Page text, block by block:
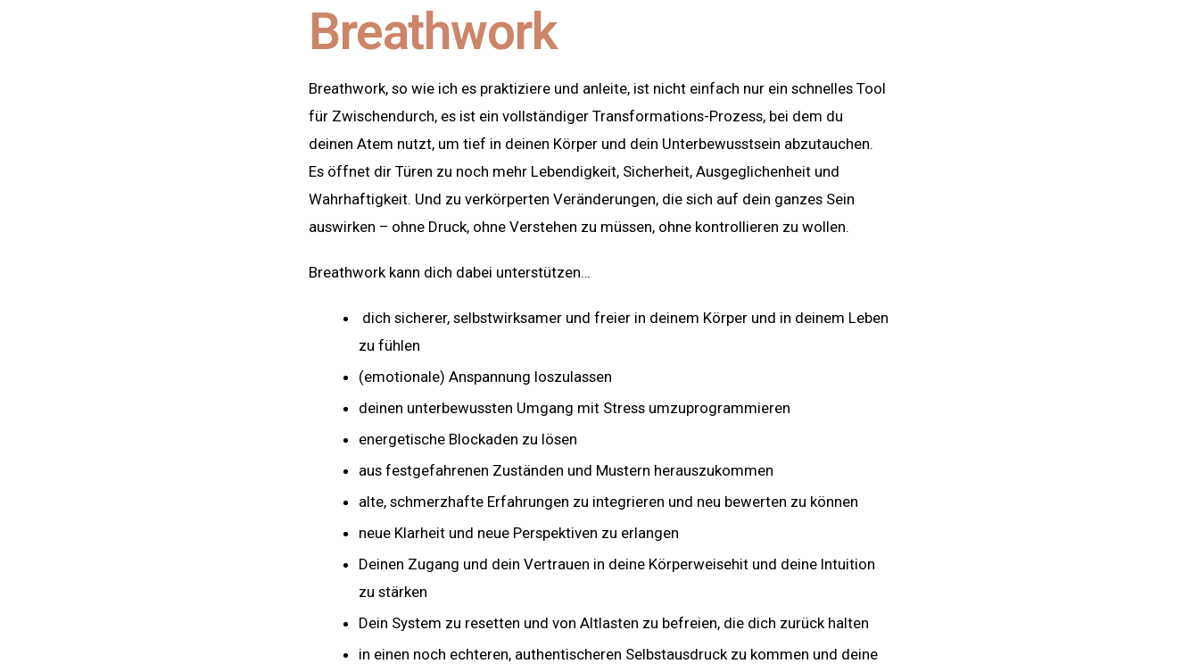
Breathwork
Breathwork, so wie ich es praktiziere und anleite, ist nicht einfach nur ein schnelles Tool
für Zwischendurch, es ist ein vollständiger Transformations-Prozess, bei dem du
deinen Atem nutzt, um tief in deinen Körper und dein Unterbewusstsein abzutauchen.
Es öffnet dir Türen zu noch mehr Lebendigkeit, Sicherheit, Ausgeglichenheit und
Wahrhaftigkeit. Und zu verkörperten Veränderungen, die sich auf dein ganzes Sein
auswirken – ohne Druck, ohne Verstehen zu müssen, ohne kontrollieren zu wollen.
Breathwork kann dich dabei unterstützen…
dich sicherer, selbstwirksamer und freier in deinem Körper und in deinem Leben
zu fühlen
(emotionale) Anspannung loszulassen
deinen unterbewussten Umgang mit Stress umzuprogrammieren
energetische Blockaden zu lösen
aus festgefahrenen Zuständen und Mustern herauszukommen
alte, schmerzhafte Erfahrungen zu integrieren und neu bewerten zu können
neue Klarheit und neue Perspektiven zu erlangen
Deinen Zugang und dein Vertrauen in deine Körperweisehit und deine Intuition
zu stärken
Dein System zu resetten und von Altlasten zu befreien, die dich zurück halten
in einen noch echteren, authentischeren Selbstausdruck zu kommen und deine